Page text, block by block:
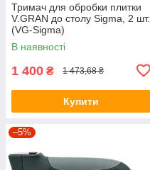
Тримач для обробки плитки
V.GRAN до столу Sigma, 2 шт.
(VG-Sigma)
В наявності
1 400 ₴ 1 473,68 ₴
Купити
–5%